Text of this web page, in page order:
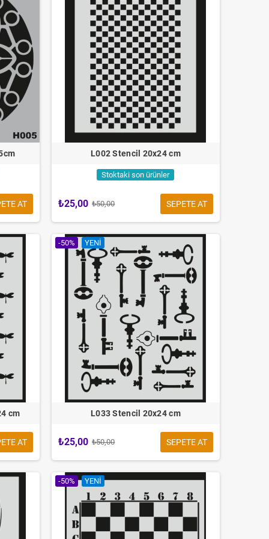
AT
L002 Stencil 20x24 cm
Stoktaki son ürünler
₺25,00 ₺50,00 SEPETE AT
cm
AT
-50% YENI
L033 Stencil 20x24 cm
₺25,00 ₺50,00 SEPETE AT
-50% YENI